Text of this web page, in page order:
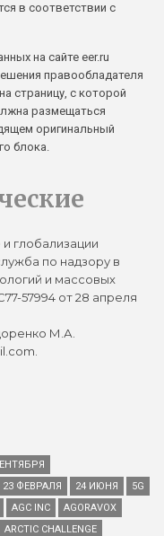
в соответствии с
на сайте eer.ru
правообладателя
страницу, с которой
размещаться
оригинальный
блока.
глобализации
по надзору в
и массовых
57994 от 28 апреля
М.А.
23 ФЕВРАЛЯ 24 ИЮНЯ
5G
AGC INC
AGORAVOX
ARCTIC CHALLENGE